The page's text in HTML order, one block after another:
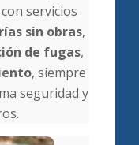
servicios
sin obras,
de fugas,
, siempre
seguridad y